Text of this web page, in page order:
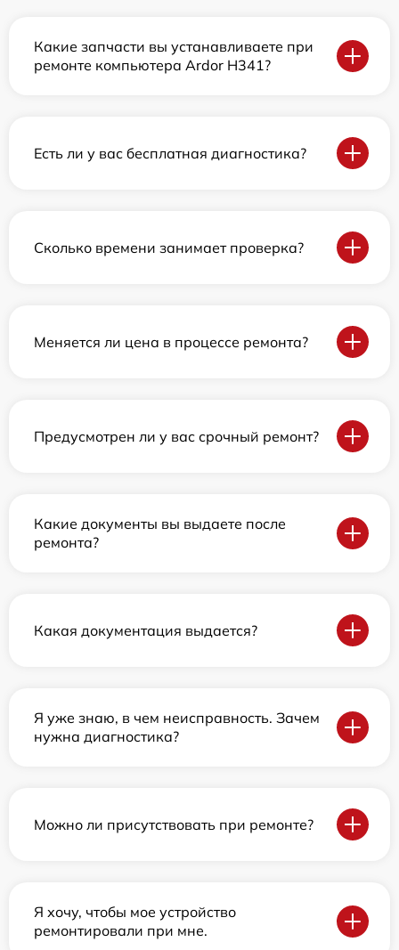
Какие запчасти вы устанавливаете при
ремонте компьютера Ardor H341?
Есть ли у вас бесплатная диагностика?
Сколько времени занимает проверка?
Меняется ли цена в процессе ремонта?
Предусмотрен ли у вас срочный ремонт?
Какие документы вы выдаете после
ремонта?
Какая документация выдается?
Я уже знаю, в чем неисправность. Зачем
нужна диагностика?
Можно ли присутствовать при ремонте?
Я хочу, чтобы мое устройство
ремонтировали при мне.